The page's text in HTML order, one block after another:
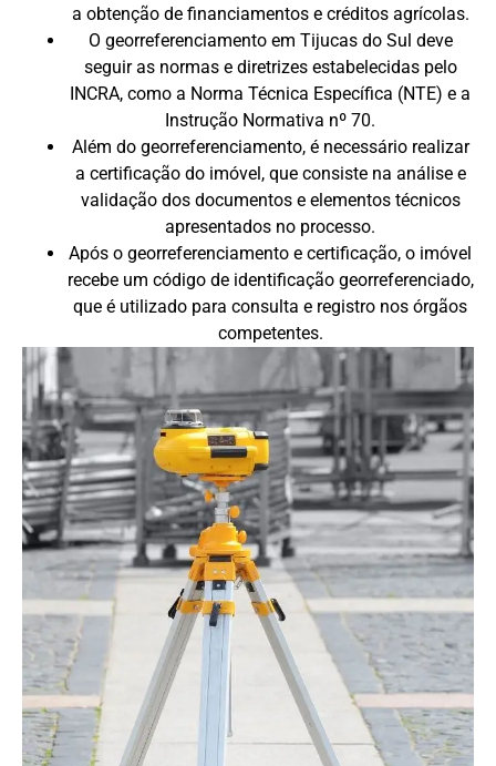
a obtenção de financiamentos e créditos agrícolas.
O georreferenciamento em Tijucas do Sul deve
seguir as normas e diretrizes estabelecidas pelo
INCRA, como a Norma Técnica Específica (NTE) e a
Instrução Normativa nº 70.
Além do georreferenciamento, é necessário realizar
a certificação do imóvel, que consiste na análise e
validação dos documentos e elementos técnicos
apresentados no processo.
Após o georreferenciamento e certificação, o imóvel
recebe um código de identificação georreferenciado,
que é utilizado para consulta e registro nos órgãos
competentes.